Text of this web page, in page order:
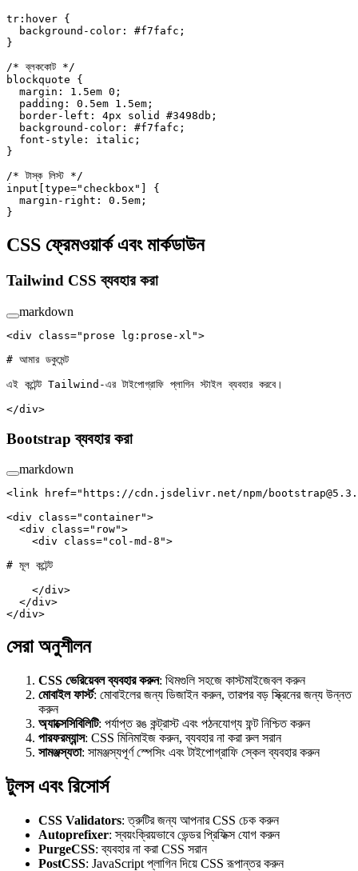
tr :hover {
  background-color
: #f7fafc ;
}
/* ব্লককোট */
blockquote {
  margin
: 1.5em 0 ;
  padding
: 0.5em 1.5em ;
  border-left
: 4px solid #3498db ;
  background-color
: #f7fafc ;
  font-style
: italic ;
}
/* টাস্ক লিস্ট */
input type="checkbox"
] {
  margin-right
: 0.5em ;
}
CSS ফ্রেমওয়ার্ক এবং মার্কডাউন
Tailwind CSS ব্যবহার করা
markdown
<div class="prose lg:prose-xl">
# আমার ডকুমেন্ট
এই কন্টেন্ট Tailwind-এর টাইপোগ্রাফি প্লাগিন স্টাইল ব্যবহার করবে।
</div>
Bootstrap ব্যবহার করা
markdown
<link href="https://cdn.jsdelivr.net/npm/
<div class="container">
  <div class="row">
    <div class="col-md-8">
# মূল কন্টেন্ট
    </div>
  </div>
</div>
সেরা অনুশীলন
CSS ভেরিয়েবল ব্যবহার করুন: থিমগুলি সহজে কাস্টমাইজেবল করুন
মোবাইল ফার্স্ট: মোবাইলের জন্য ডিজাইন করুন, তারপর বড় স্ক্রিনের জন্য উন্নত
করুন
অ্যাক্সেসিবিলিটি: পর্যাপ্ত রঙ কন্ট্রাস্ট এবং পঠনযোগ্য ফন্ট নিশ্চিত করুন
পারফরম্যান্স: CSS মিনিমাইজ করুন, ব্যবহার না করা রুল সরান
সামঞ্জস্যতা: সামঞ্জস্যপূর্ণ স্পেসিং এবং টাইপোগ্রাফি স্কেল ব্যবহার করুন
টুলস এবং রিসোর্স
CSS Validators: ত্রুটির জন্য আপনার CSS চেক করুন
Autoprefixer: স্বয়ংক্রিয়ভাবে ভেন্ডর প্রিফিক্স যোগ করুন
PurgeCSS: ব্যবহার না করা CSS সরান
PostCSS: JavaScript প্লাগিন দিয়ে CSS রূপান্তর করুন